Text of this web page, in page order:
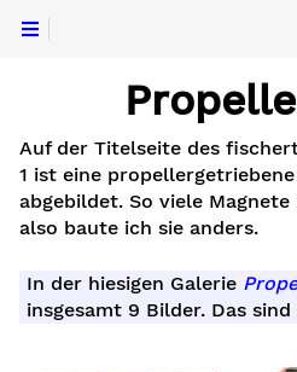
Auf der Titelseite des
1 ist eine
abgebildet. So viele
also baute ich sie anders.
In der hiesigen Galerie
insgesamt 9 Bilder. Das